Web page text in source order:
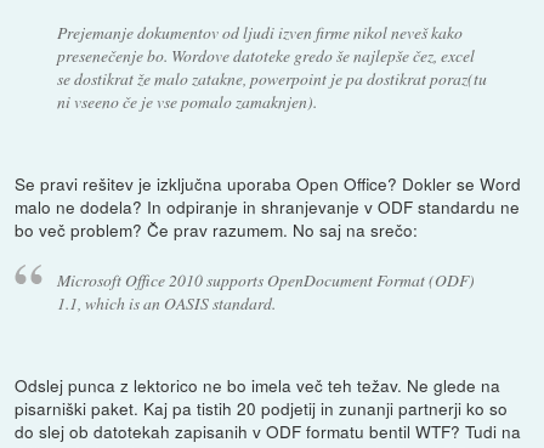
Prejemanje dokumentov od ljudi izven firme nikol neveš kako
presenečenje bo. Wordove datoteke gredo še najlepše čez, excel
se dostikrat že malo zatakne, powerpoint je pa dostikrat poraz(tu
ni vseeno če je vse pomalo zamaknjen).
Se pravi rešitev je izključna uporaba Open Office? Dokler se Word
malo ne dodela? In odpiranje in shranjevanje v ODF standardu ne
bo več problem? Če prav razumem. No saj na srečo:
Microsoft Office 2010 supports OpenDocument Format (ODF)
1.1, which is an OASIS standard.
Odslej punca z lektorico ne bo imela več teh težav. Ne glede na
pisarniški paket. Kaj pa tistih 20 podjetij in zunanji partnerji ko so
do slej ob datotekah zapisanih v ODF formatu bentil WTF? Tudi na